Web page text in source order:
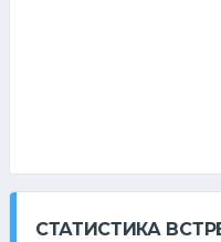
СТАТИСТИКА